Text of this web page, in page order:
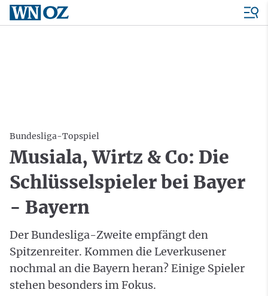
Bundesliga-Topspiel
Musiala, Wirtz & Co: Die
Schlüsselspieler bei Bayer
- Bayern
Der Bundesliga-Zweite empfängt den
Spitzenreiter. Kommen die Leverkusener
nochmal an die Bayern heran? Einige Spieler
stehen besonders im Fokus.